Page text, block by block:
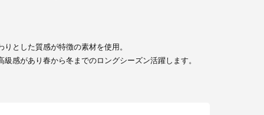
りとした質感が特徴の素材を使用。
級感があり春から冬までのロングシーズン活躍します。